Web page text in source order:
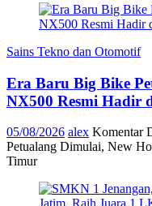
Sains Tekno dan Otomotif
Era Baru Big Bike
NX500 Resmi Hadir
05/08/2026 alex Komentar
Petualang Dimulai, New
Timur